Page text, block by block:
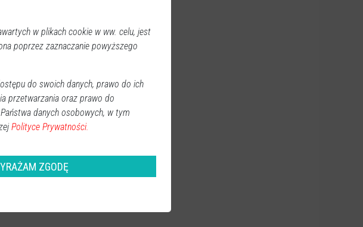
w plikach cookie w ww. celu, jest
poprzez zaznaczanie powyższego
do swoich danych, prawo do ich
przetwarzania oraz prawo do
danych osobowych, w tym
Polityce Prywatności.
ZGODĘ